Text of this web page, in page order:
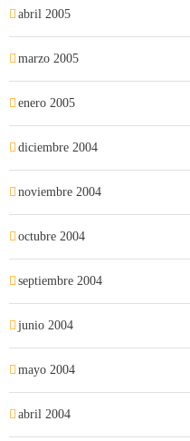
abril 2005
marzo 2005
enero 2005
diciembre 2004
noviembre 2004
octubre 2004
septiembre 2004
junio 2004
mayo 2004
abril 2004